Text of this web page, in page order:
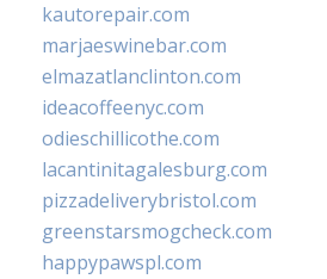
kautorepair.com
marjaeswinebar.com
elmazatlanclinton.com
ideacoffeenyc.com
odieschillicothe.com
lacantinitagalesburg.com
pizzadeliverybristol.com
greenstarsmogcheck.com
happypawspl.com